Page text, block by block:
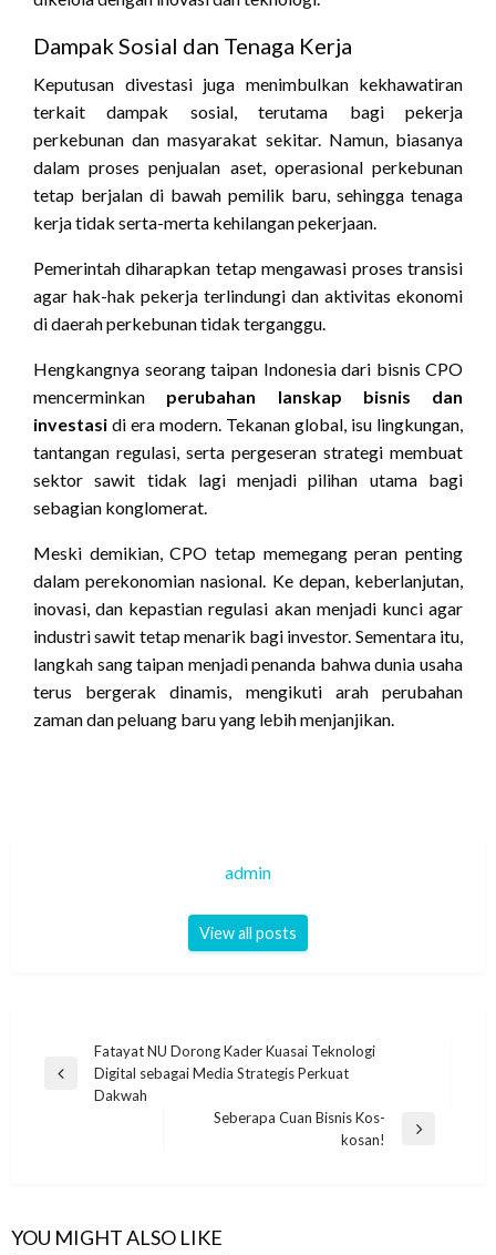
Dampak Sosial dan Tenaga Kerja
Keputusan divestasi juga menimbulkan kekhawatiran
terkait dampak sosial, terutama bagi pekerja
perkebunan dan masyarakat sekitar. Namun, biasanya
dalam proses penjualan aset, operasional perkebunan
tetap berjalan di bawah pemilik baru, sehingga tenaga
kerja tidak serta-merta kehilangan pekerjaan.
Pemerintah diharapkan tetap mengawasi proses transisi
agar hak-hak pekerja terlindungi dan aktivitas ekonomi
di daerah perkebunan tidak terganggu.
Hengkangnya seorang taipan Indonesia dari bisnis CPO
mencerminkan perubahan lanskap bisnis dan
investasi di era modern. Tekanan global, isu lingkungan,
tantangan regulasi, serta pergeseran strategi membuat
sektor sawit tidak lagi menjadi pilihan utama bagi
sebagian konglomerat.
Meski demikian, CPO tetap memegang peran penting
dalam perekonomian nasional. Ke depan, keberlanjutan,
inovasi, dan kepastian regulasi akan menjadi kunci agar
industri sawit tetap menarik bagi investor. Sementara itu,
langkah sang taipan menjadi penanda bahwa dunia usaha
terus bergerak dinamis, mengikuti arah perubahan
zaman dan peluang baru yang lebih menjanjikan.
admin
View all posts
Navigasi
pos
Previous
Fatayat NU Dorong Kader Kuasai Teknologi
Digital sebagai Media Strategis Perkuat
Dakwah
Seberapa Cuan Bisnis Kos-
kosan!
YOU MIGHT ALSO LIKE